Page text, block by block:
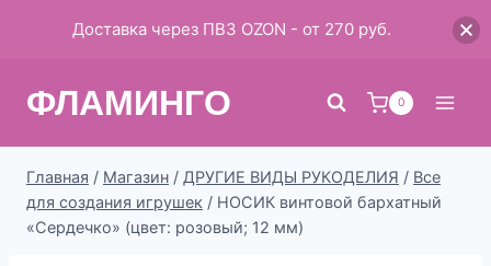
ФЛАМИНГО 0
Главная / Магазин / ДРУГИЕ ВИДЫ РУКОДЕЛИЯ / Все
для создания игрушек / НОСИК винтовой бархатный
«Сердечко» (цвет: розовый; 12 мм)
Доставка через ПВЗ OZON - от 270 руб.